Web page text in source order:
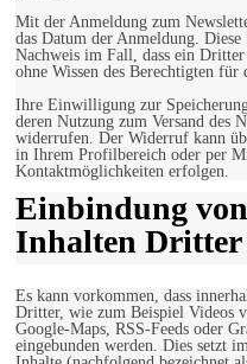
Mit der Anmeldung zum
das Datum der Anmeldung.
Nachweis im Fall, dass ein
ohne Wissen des Berechtigten
Ihre Einwilligung zur
deren Nutzung zum Versand des
widerrufen. Der Widerruf kann
in Ihrem Profilbereich oder per
Kontaktmöglichkeiten erfolgen.
Einbindung
Inhalten Dritter
Es kann vorkommen, dass
Dritter, wie zum Beispiel Videos
Google-Maps, RSS-Feeds oder
eingebunden werden. Dies setzt